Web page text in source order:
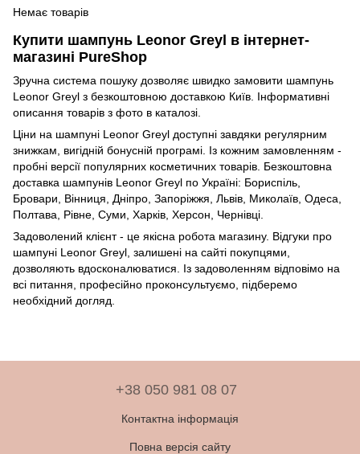
Немає товарів
Купити шампунь Leonor Greyl в інтернет-
магазині PureShop
Зручна система пошуку дозволяє швидко замовити шампунь
Leonor Greyl з безкоштовною доставкою Київ. Інформативні
описання товарів з фото в каталозі.
Ціни на шампуні Leonor Greyl доступні завдяки регулярним
знижкам, вигідній бонусній програмі. Із кожним замовленням -
пробні версії популярних косметичних товарів. Безкоштовна
доставка шампунів Leonor Greyl по Україні: Бориспіль,
Бровари, Вінниця, Дніпро, Запоріжжя, Львів, Миколаїв, Одеса,
Полтава, Рівне, Суми, Харків, Херсон, Чернівці.
Задоволений клієнт - це якісна робота магазину. Відгуки про
шампуні Leonor Greyl, залишені на сайті покупцями,
дозволяють вдосконалюватися. Із задоволенням відповімо на
всі питання, професійно проконсультуємо, підберемо
необхідний догляд.
+38 050 981 08 07
Контактна інформація
Повна версія сайту